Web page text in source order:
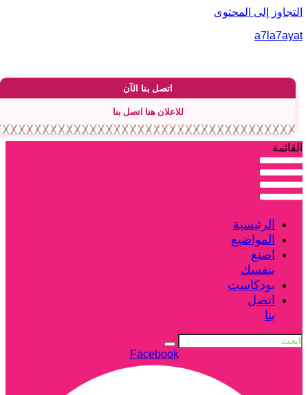
إلى المحتوى
اتصل بنا الآن
للاعلان هنا اتصل بنا
الرئيسية
المواضيع
اصنع
بنفسك
بودكاست
اتصل
بنا
Facebook